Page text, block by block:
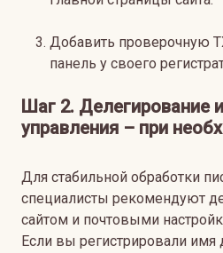
Добавить проверочную
панель у своего
Шаг 2. Делегирование
управления – при
Для стабильной обработки
специалисты рекомендуют
сайтом и почтовыми
Если вы регистрировали имя